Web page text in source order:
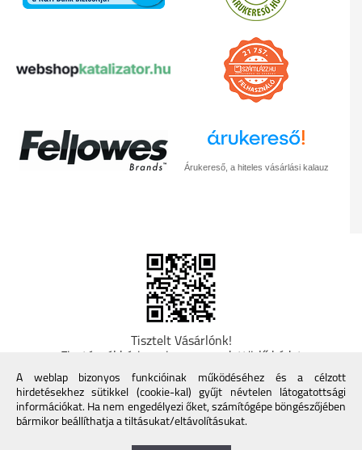
Árukereső, a hiteles vásárlási kalauz
Tisztelt Vásárlónk!
Fizetésnél kérje az ingyenes adattörlő kódot
adatainak biztonsága érdekében! A Kormány
döntése alapján a kereskedő minden tartós
adathordozó termék vásárlásakor köteles ingyenes
adattörlő kódot biztosítani. További információk a
A weblap bizonyos funkcióinak működéséhez és a célzott
hirdetésekhez sütikkel (cookie-kal) gyűjt névtelen látogatottsági
információkat. Ha nem engedélyezi őket, számítógépe böngészőjében
bármikor beállíthatja a tiltásukat/eltávolításukat.